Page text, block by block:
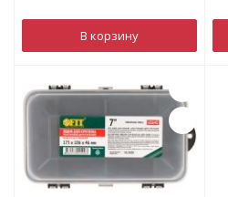
В корзину